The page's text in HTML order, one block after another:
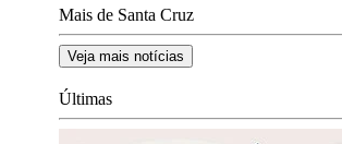
Mais de Santa Cruz
Veja mais notícias
Últimas